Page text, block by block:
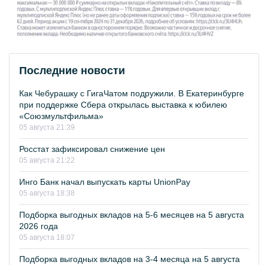
Последние новости
Как Чебурашку с ГигаЧатом подружили. В Екатеринбурге
при поддержке Сбера открылась выставка к юбилею
«Союзмультфильма»
05 августа 21:39
Росстат зафиксировал снижение цен
05 августа 21:22
Инго Банк начал выпускать карты UnionPay
05 августа 18:38
Подборка выгодных вкладов на 5-6 месяцев на 5 августа
2026 года
05 августа 18:07
Подборка выгодных вкладов на 3-4 месяца на 5 августа